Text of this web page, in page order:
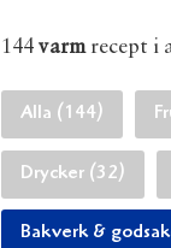
144 varmrecept i
Alla (144)
Drycker (32)
Bakverk &